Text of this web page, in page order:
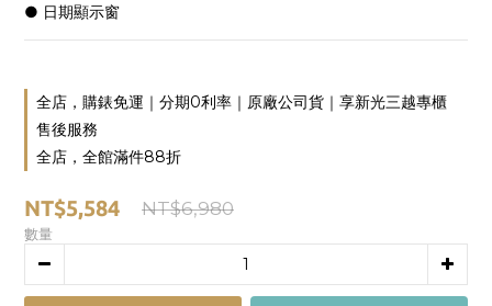
● 日期顯示窗
全店，購錶免運｜分期0利率｜原廠公司貨｜享新光三越專櫃
售後服務
全店，全館滿件88折
NT$5,584 NT$6,980
數量